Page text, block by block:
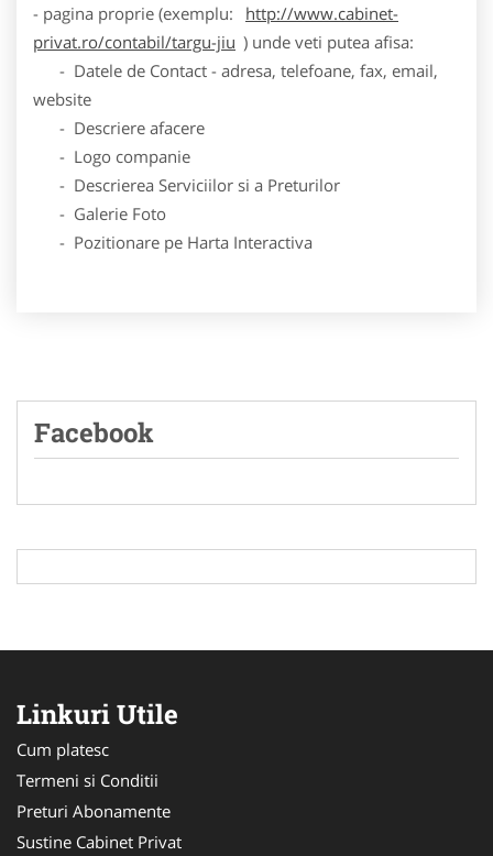
- pagina proprie (exemplu:
http://www.cabinet-
privat.ro/contabil/targu-jiu ) unde veti putea afisa:
- Datele de Contact - adresa, telefoane, fax, email,
website
- Descriere afacere
- Logo companie
- Descrierea Serviciilor si a Preturilor
- Galerie Foto
- Pozitionare pe Harta Interactiva
Facebook
Linkuri Utile
Cum platesc
Termeni si Conditii
Preturi Abonamente
Sustine Cabinet Privat